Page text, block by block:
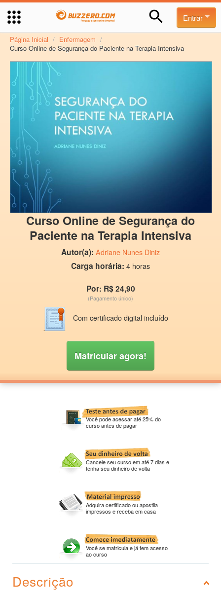
Entrar
Página Inicial / Enfermagem /
Curso Online de Segurança do Paciente na Terapia Intensiva
Curso Online de Segurança do
Paciente na Terapia Intensiva
Autor(a): Adriane Nunes Diniz
Carga horária: 4 horas
Por: R$ 24,90
(Pagamento único)
Com certificado digital incluído
Matricular agora!
Você pode acessar até 25% do
curso antes de pagar
Cancele seu curso em até 7 dias e
tenha seu dinheiro de volta
Adquira certificado ou apostila
impressos e receba em casa
Você se matricula e já tem acesso
ao curso
Descrição